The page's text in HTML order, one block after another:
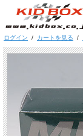
ログイン / カートを見る /